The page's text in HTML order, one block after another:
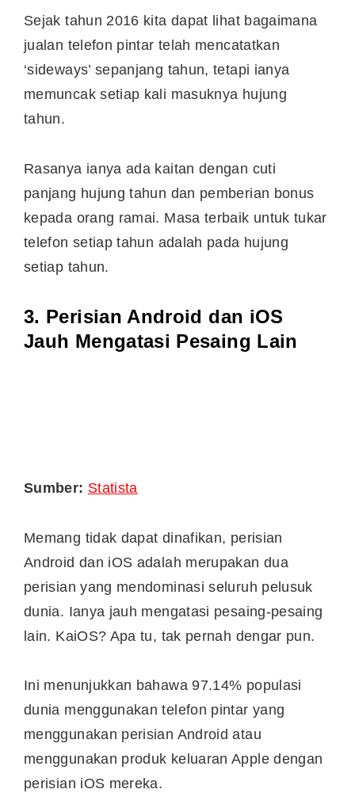
Sejak tahun 2016 kita dapat lihat bagaimana
jualan telefon pintar telah mencatatkan
‘sideways’ sepanjang tahun, tetapi ianya
memuncak setiap kali masuknya hujung
tahun.
Rasanya ianya ada kaitan dengan cuti
panjang hujung tahun dan pemberian bonus
kepada orang ramai. Masa terbaik untuk tukar
telefon setiap tahun adalah pada hujung
setiap tahun.
3. Perisian Android dan iOS
Jauh Mengatasi Pesaing Lain
Sumber: Statista
Memang tidak dapat dinafikan, perisian
Android dan iOS adalah merupakan dua
perisian yang mendominasi seluruh pelusuk
dunia. Ianya jauh mengatasi pesaing-pesaing
lain. KaiOS? Apa tu, tak pernah dengar pun.
Ini menunjukkan bahawa 97.14% populasi
dunia menggunakan telefon pintar yang
menggunakan perisian Android atau
menggunakan produk keluaran Apple dengan
perisian iOS mereka.